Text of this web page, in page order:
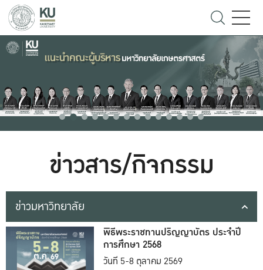
ข่าวสาร/กิจกรรม
ข่าวมหาวิทยาลัย
พิธีพระราชทานปริญญาบัตร ประจำปี
การศึกษา 2568
วันที่ 5-8 ตุลาคม 2569